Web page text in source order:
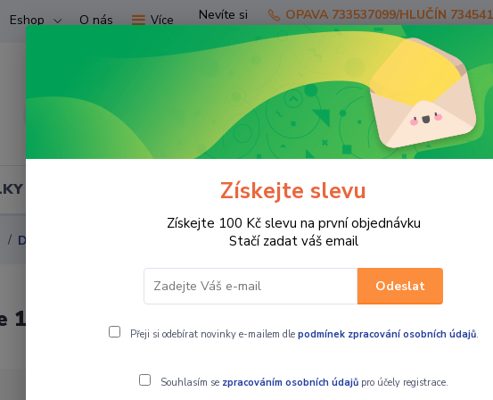
Eshop O nás Více
Hledat
Nevíte si
rady?
Zavolejte.
OPAVA 733537099/HLUČÍN
(ATV) UTV SKÚTRY PRO JEZDCE
DĚTSKÝ MOTOKROS dětské motokrosové brýle 100% STRATA mini
STRATA mini Gron red
Brýle Strata
Získejte slevu
Získejte 100 Kč slevu na první objednávku
Stačí zadat váš email
Odeslat
Přeji si odebírat novinky e-mailem dle podmínek zpracování osobních údajů.
Souhlasím se zpracováním osobních údajůpro účely registrace.